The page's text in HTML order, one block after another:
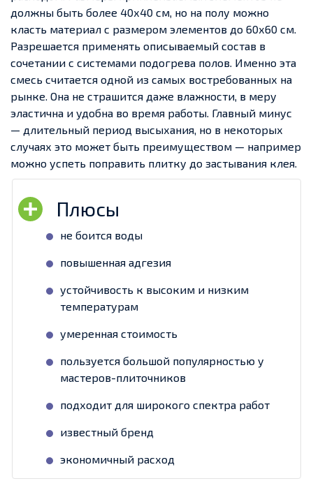
должны быть более 40х40 см, но на полу можно
класть материал с размером элементов до 60х60 см.
Разрешается применять описываемый состав в
сочетании с системами подогрева полов. Именно эта
смесь считается одной из самых востребованных на
рынке. Она не страшится даже влажности, в меру
эластична и удобна во время работы. Главный минус
— длительный период высыхания, но в некоторых
случаях это может быть преимуществом — например
можно успеть поправить плитку до застывания клея.
не боится воды
повышенная адгезия
устойчивость к высоким и низким
температурам
умеренная стоимость
пользуется большой популярностью у
мастеров-плиточников
подходит для широкого спектра работ
известный бренд
экономичный расход